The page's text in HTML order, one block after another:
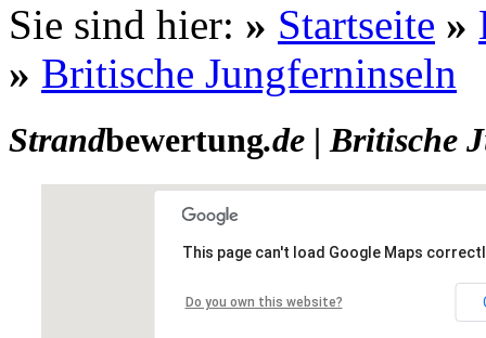
Sie sind hier: » Startseite »
» Britische Jungferninseln
Strandbewertung.de |Britische
This page can't load Google Maps
Do you own this website?